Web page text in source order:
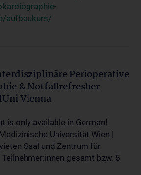
aufbaukurs/
Perioperative
& Notfallrefresher
Vienna
is only available in German!
Universität Wien |
Saal und Zentrum für
gesamt bzw. 5